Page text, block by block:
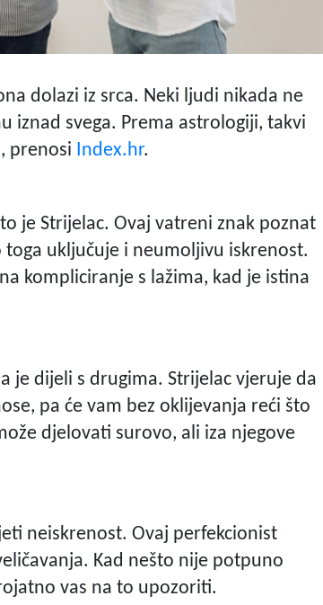
dolazi iz srca. Neki ljudi nikada ne
iznad svega. Prema astrologiji, takvi
prenosi Index.hr.
je Strijelac. Ovaj vatreni znak poznat
uključuje i neumoljivu iskrenost.
kompliciranje s lažima, kad je istina
je dijeli s drugima. Strijelac vjeruje da
pa će vam bez oklijevanja reći što
djelovati surovo, ali iza njegove
neiskrenost. Ovaj perfekcionist
Kad nešto nije potpuno
vas na to upozoriti.